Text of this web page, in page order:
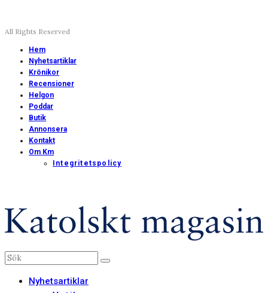
All Rights Reserved
Hem
Nyhetsartiklar
Krönikor
Recensioner
Helgon
Poddar
Butik
Annonsera
Kontakt
Om Km
Integritetspolicy
Nyhetsartiklar